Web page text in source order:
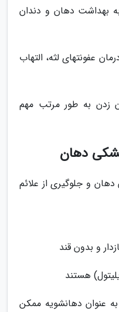
بهداشت دهان و دندان
عفونتهای لثه، التهاب
زدن به طور مرتب مهم
دهان
و جلوگیری از علائم
و بدون قند
هستند
عنوان دهانشویه ممکن